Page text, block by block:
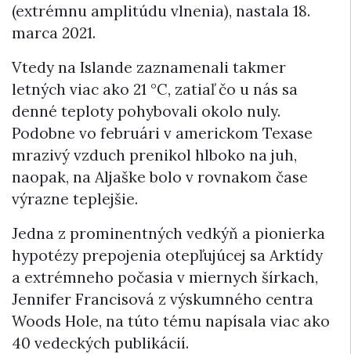
(extrémnu amplitúdu vlnenia), nastala 18.
marca 2021.
Vtedy na Islande zaznamenali takmer
letných viac ako 21 °C, zatiaľ čo u nás sa
denné teploty pohybovali okolo nuly.
Podobne vo februári v americkom Texase
mrazivý vzduch prenikol hlboko na juh,
naopak, na Aljaške bolo v rovnakom čase
výrazne teplejšie.
Jedna z prominentných vedkýň a pionierka
hypotézy prepojenia otepľujúcej sa Arktídy
a extrémneho počasia v miernych šírkach,
Jennifer Francisová z výskumného centra
Woods Hole, na túto tému napísala viac ako
40 vedeckých publikácií.